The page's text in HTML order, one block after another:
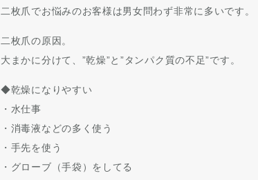
二枚爪でお悩みのお客様は男女問わず非常に多いです。
二枚爪の原因。
大まかに分けて、”乾燥”と”タンパク質の不足”です。
◆乾燥になりやすい
・水仕事
・消毒液などの多く使う
・手先を使う
・グローブ（手袋）をしてる